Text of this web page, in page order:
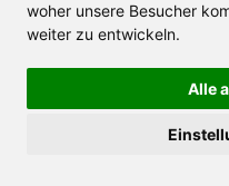
woher unsere Besucher
weiter zu entwickeln.
Alle